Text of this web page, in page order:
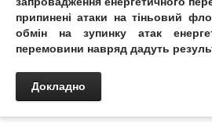
припинені атаки на тіньовий
обмін на зупинку атак
перемовини навряд дадуть
Докладно